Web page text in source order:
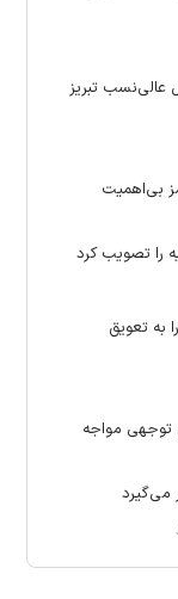
تبریز
بی‌اهمیت
را تصویب کرد
به تعویق
توجهی مواجه
می‌گیرد